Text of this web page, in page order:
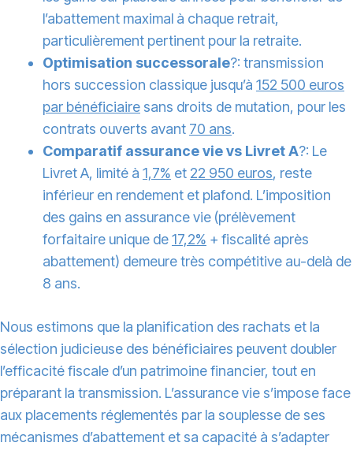
l’abattement maximal à chaque retrait,
particulièrement pertinent pour la retraite.
Optimisation successorale?: transmission
hors succession classique jusqu’à 152 500 euros
par bénéficiaire sans droits de mutation, pour les
contrats ouverts avant 70 ans.
Comparatif assurance vie vs Livret A?: Le
Livret A, limité à 1,7% et 22 950 euros, reste
inférieur en rendement et plafond. L’imposition
des gains en assurance vie (prélèvement
forfaitaire unique de17,2% + fiscalité après
abattement) demeure très compétitive au-delà de
8 ans.
Nous estimons que la planification des rachats et la
sélection judicieuse des bénéficiaires peuvent doubler
l’efficacité fiscale d’un patrimoine financier, tout en
préparant la transmission. L’assurance vie s’impose face
aux placements réglementés par la souplesse de ses
mécanismes d’abattement et sa capacité à s’adapter